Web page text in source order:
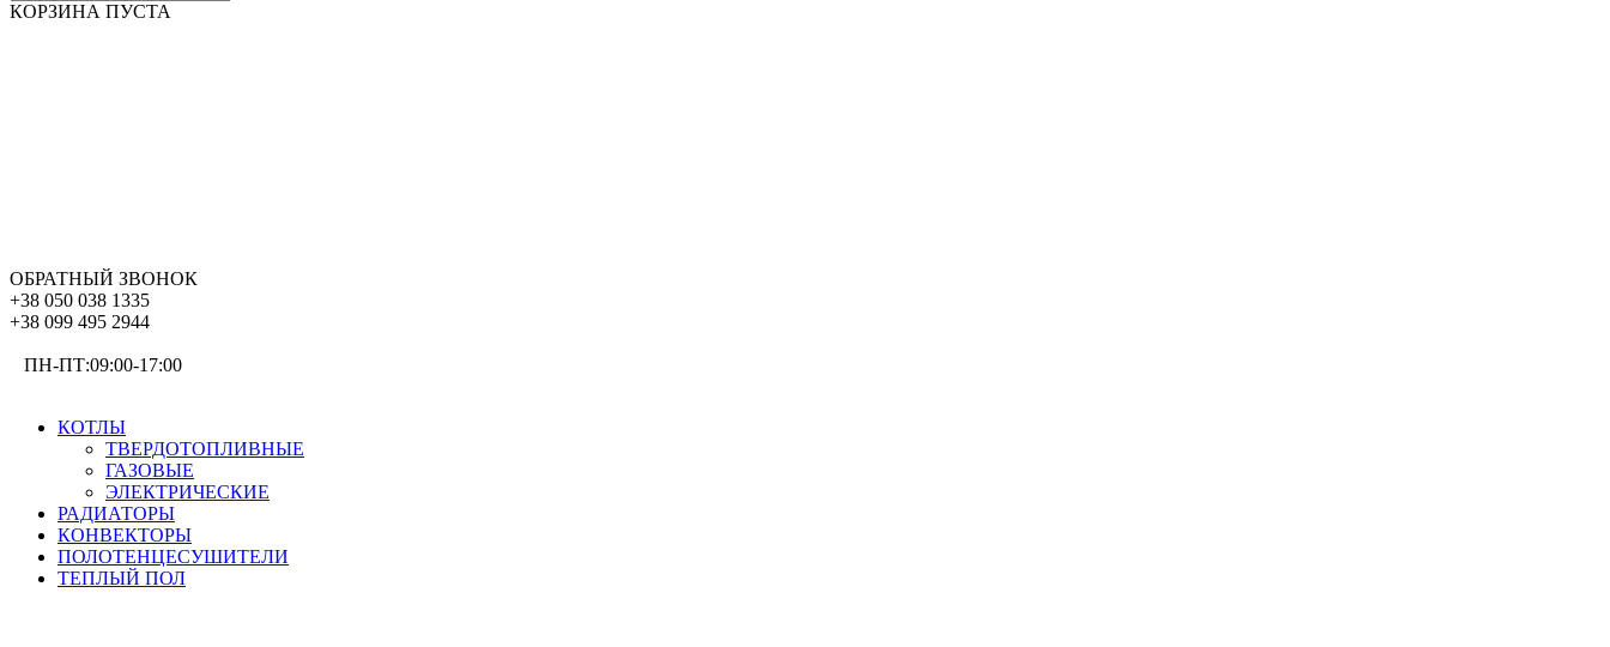
КОРЗИНА ПУСТА
ОБРАТНЫЙ ЗВОНОК
+38 050 038 1335
+38 099 495 2944
ПН-ПТ:09:00-17:00
КОТЛЫ
ТВЕРДОТОПЛИВНЫЕ
ГАЗОВЫЕ
ЭЛЕКТРИЧЕСКИЕ
РАДИАТОРЫ
КОНВЕКТОРЫ
ПОЛОТЕНЦЕСУШИТЕЛИ
ТЕПЛЫЙ ПОЛ